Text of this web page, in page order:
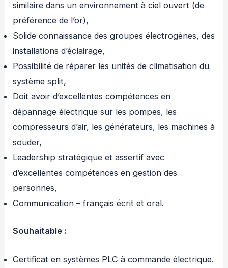
similaire dans un environnement à ciel ouvert (de
préférence de l’or),
Solide connaissance des groupes électrogènes, des
installations d’éclairage,
Possibilité de réparer les unités de climatisation du
système split,
Doit avoir d’excellentes compétences en
dépannage électrique sur les pompes, les
compresseurs d’air, les générateurs, les machines à
souder,
Leadership stratégique et assertif avec
d’excellentes compétences en gestion des
personnes,
Communication – français écrit et oral.
Souhaitable :
Certificat en systèmes PLC à commande électrique.